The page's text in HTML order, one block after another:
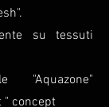
su tessuti
"Aquazone"
" concept